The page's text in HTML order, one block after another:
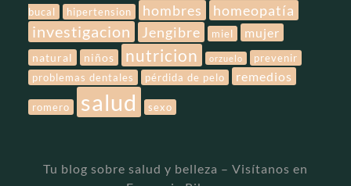
bucal
hipertension hombres homeopatía
investigacion Jengibre miel mujer
natural niños nutricion orzuelo
prevenir
problemas dentales
pérdida de pelo remedios
romero salud sexo
Tu blog sobre salud y belleza – Visítanos en